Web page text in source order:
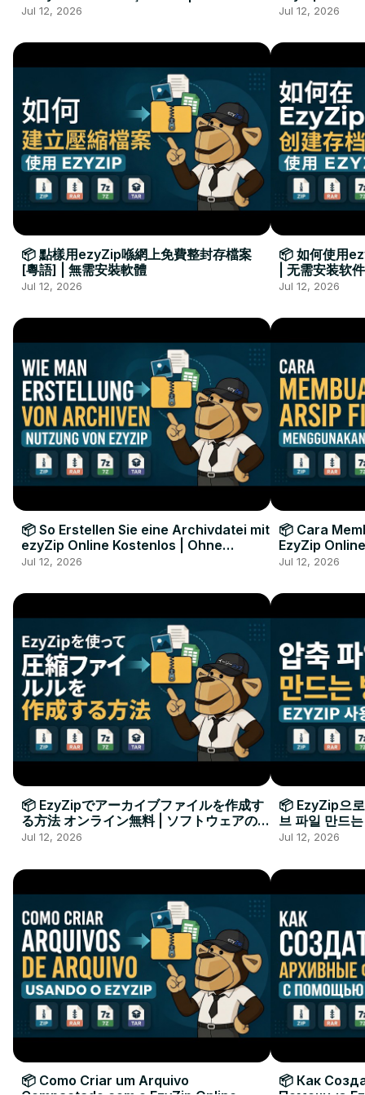
Kurulumu Gerekmez
Jul 12, 2026
Installation
Jul 12, 2026
📦 點樣用ezyZip喺網上免費整封存檔案
[粵語] | 無需安裝軟體
Jul 12, 2026
📦 如何使用
| 无需安装软件
Jul 12, 2026
📦 So Erstellen Sie eine Archivdatei mit
ezyZip Online Kostenlos | Ohne
Softwareinstallation
Jul 12, 2026
📦 Cara
EzyZip
Perangkat
Jul 12, 2026
📦 EzyZipでアーカイブファイルを作成す
る方法 オンライン無料 | ソフトウェアのイ
ンストール不要
Jul 12, 2026
📦 EzyZip으
브 파일 만드
요
Jul 12, 2026
📦 Como Criar um Arquivo
📦 Как